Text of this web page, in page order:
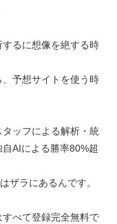
るに想像を絶する時
予想サイトを使う時
ッフによる解析・統
AIによる勝率80%超
ザラにあるんです。
べて登録完全無料で